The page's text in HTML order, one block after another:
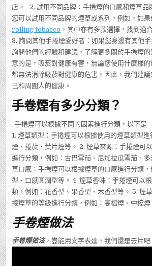
店。 2. 試用不同品牌：手捲煙的口感和煙草品
您可以試用不同品牌的煙草或系列，例如，如
rolling tobacco ，其中亦有多款選擇，找到適
3. 詢問其他手捲煙愛好者：如果您身邊有其他
詢問他們的經驗和建議，了解更多關於手捲煙
意的是，吸菸對健康有害，無論您使用什麼樣的
都無法消除吸菸對健康的危害。因此，我們建
己和周圍人的健康。
手卷煙有多少分類？
手捲煙可以根據不同的因素進行分類，以下是
1. 煙草類型：手捲煙可以根據使用的煙草類型
煙、捲菸、葉片煙等。 2. 煙草來源：手捲煙可
進行分類，例如：古巴雪茄、尼加拉瓜雪茄、
草口感：手捲煙可以根據煙草的口感進行分類
型、口感圓潤型等。 4. 煙草香味：手捲煙可以
類，例如：花香型、果香型、木香型等。 5. 煙
據煙草的等級進行分類，例如：高檔煙、中檔煙
手卷煙做法
手卷煙做法，豈能用文字表達，我們還是去片吧